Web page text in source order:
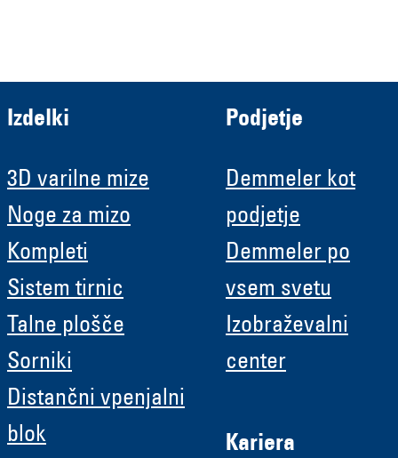
Izdelki
3D varilne mize
Noge za mizo
Kompleti
Sistem tirnic
Talne plošče
Sorniki
Distančni vpenjalni
blok
Podjetje
Demmeler kot
podjetje
Demmeler po
vsem svetu
Izobraževalni
center
Kariera